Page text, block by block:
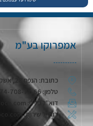
אמפרוקו בע"מ
כתובת: הנפח 28, אשקלון
טלפון: 074-708-71-66
דוא"ל כללי: Info@emproco.com
דוא"ל שירות: Service@emproco.com